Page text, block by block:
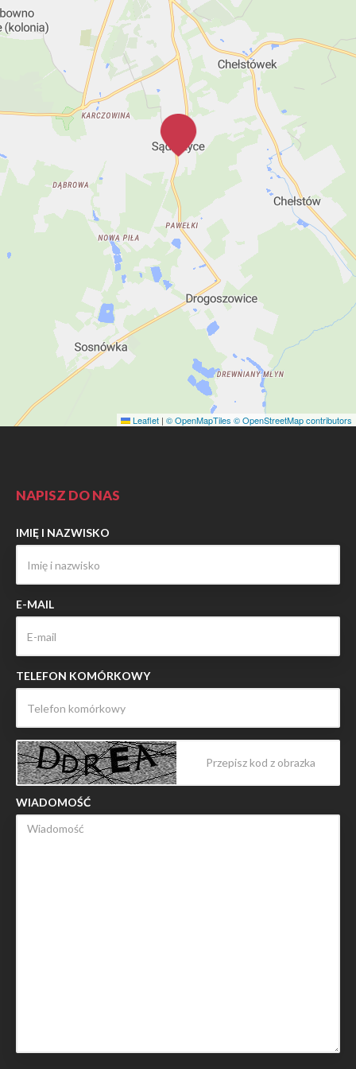
Leaflet | © OpenMapTiles © OpenStreetMap contributors
NAPISZ DO NAS
IMIĘ I NAZWISKO
E-MAIL
TELEFON KOMÓRKOWY
WIADOMOŚĆ